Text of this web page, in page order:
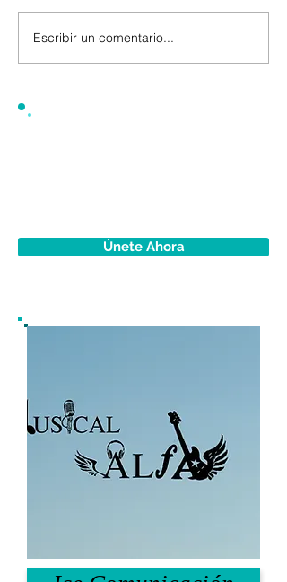
Escribir un comentario...
Únete Ahora